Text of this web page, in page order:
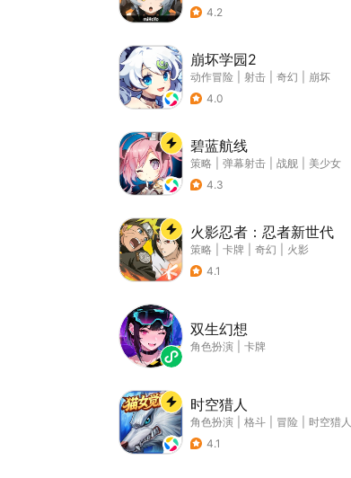
4.2
崩坏学园2
动作冒险 射击 奇幻
崩坏
4.0
碧蓝航线
策略 弹幕射击 战舰
美少女
4.3
火影忍者：忍者新世代
策略 卡牌 奇幻
火影
4.1
双生幻想
角色扮演 卡牌
时空猎人
角色扮演 格斗 冒险
时空猎人
4.1